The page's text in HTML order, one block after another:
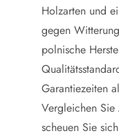
Holzarten und
gegen
polnische
Garantiezeiten
Vergleichen
scheuen Sie